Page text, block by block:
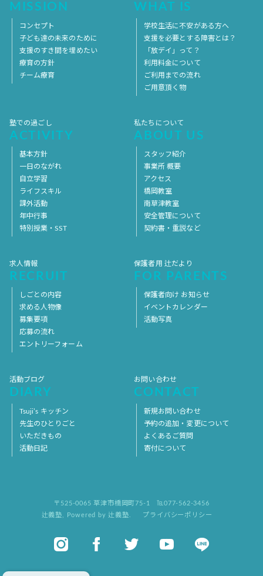
MISSION
コンセプト
子ども達の未来のために
支援のすき間を埋めたい
療育の方針
チーム療育
WHAT IS
学校生活に不安がある方へ
支援を必要とする障害とは？
「放デイ」って？
利用料金について
ご利用までの流れ
ご用意頂く物
塾での過ごし
ACTIVITY
基本方針
一日のながれ
自立学習
ライフスキル
課外活動
年中行事
特別授業・SST
私たちについて
ABOUT US
スタッフ紹介
事業所 概要
アクセス
橋岡教室
南草津教室
安全管理について
契約書・重説など
求人情報
RECRUIT
しごとの内容
求める人物像
募集要項
応募の流れ
エントリーフォーム
保護者用 辻だより
FOR PARENTS
保護者向け お知らせ
イベントカレンダー
活動写真
活動ブログ
DIARY
Tsuji’s キッチン
先生のひとりごと
いただきもの
活動日記
お問い合わせ
CONTACT
新規お問い合わせ
予約の追加・変更について
よくあるご質問
寄付について
〒525-0065 草津市橋岡町75-1
℡077-562-3456
辻義塾
Powered by 辻義塾. プライバシーポリシー